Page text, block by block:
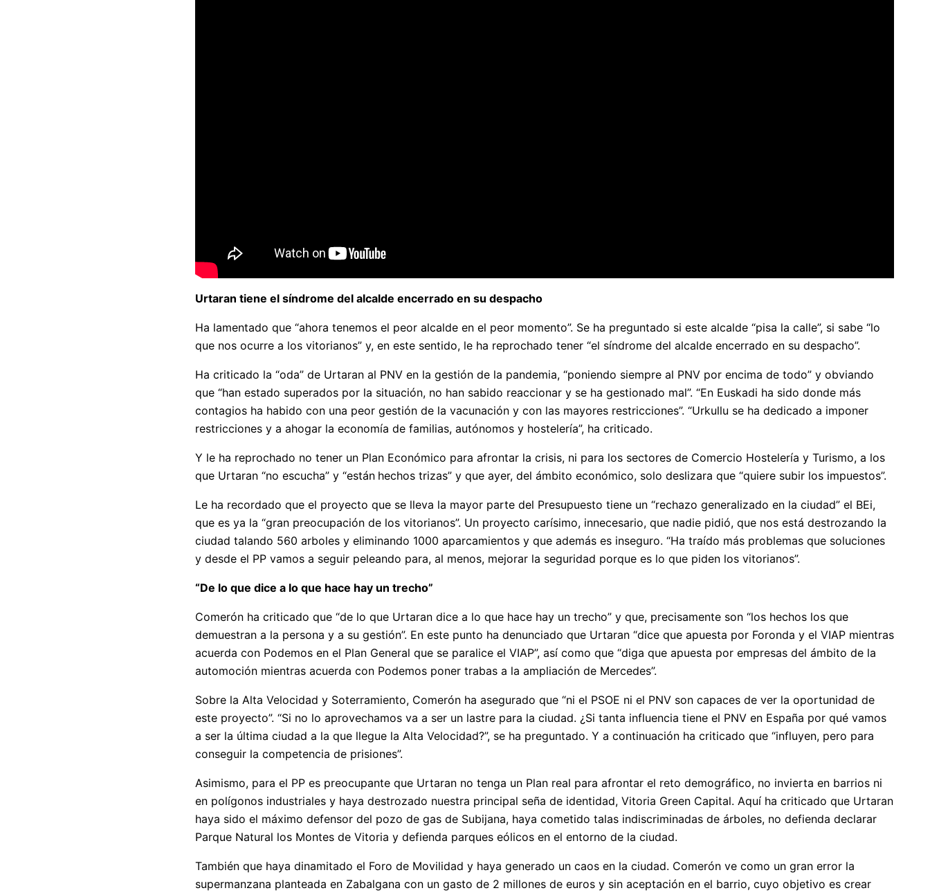
Urtaran tiene el síndrome del alcalde encerrado en su despacho
Ha lamentado que “ahora tenemos el peor alcalde en el peor momento”. Se ha preguntado si este alcalde “pisa la calle”, si sabe “lo
que nos ocurre a los vitorianos” y, en este sentido, le ha reprochado tener “el síndrome del alcalde encerrado en su despacho”.
Ha criticado la “oda” de Urtaran al PNV en la gestión de la pandemia, “poniendo siempre al PNV por encima de todo” y obviando
que “han estado superados por la situación, no han sabido reaccionar y se ha gestionado mal”. “En Euskadi ha sido donde más
contagios ha habido con una peor gestión de la vacunación y con las mayores restricciones”. “Urkullu se ha dedicado a imponer
restricciones y a ahogar la economía de familias, autónomos y hostelería”, ha criticado.
Y le ha reprochado no tener un Plan Económico para afrontar la crisis, ni para los sectores de Comercio Hostelería y Turismo, a los
que Urtaran “no escucha” y “están hechos trizas” y que ayer, del ámbito económico, solo deslizara que “quiere subir los impuestos”.
Le ha recordado que el proyecto que se lleva la mayor parte del Presupuesto tiene un “rechazo generalizado en la ciudad” el BEi,
que es ya la “gran preocupación de los vitorianos”. Un proyecto carísimo, innecesario, que nadie pidió, que nos está destrozando la
ciudad talando 560 arboles y eliminando 1000 aparcamientos y que además es inseguro. “Ha traído más problemas que soluciones
y desde el PP vamos a seguir peleando para, al menos, mejorar la seguridad porque es lo que piden los vitorianos”.
“De lo que dice a lo que hace hay un trecho”
Comerón ha criticado que “de lo que Urtaran dice a lo que hace hay un trecho” y que, precisamente son “los hechos los que
demuestran a la persona y a su gestión”. En este punto ha denunciado que Urtaran “dice que apuesta por Foronda y el VIAP mientras
acuerda con Podemos en el Plan General que se paralice el VIAP”, así como que “diga que apuesta por empresas del ámbito de la
automoción mientras acuerda con Podemos poner trabas a la ampliación de Mercedes”.
Sobre la Alta Velocidad y Soterramiento, Comerón ha asegurado que “ni el PSOE ni el PNV son capaces de ver la oportunidad de
este proyecto”. “Si no lo aprovechamos va a ser un lastre para la ciudad. ¿Si tanta influencia tiene el PNV en España por qué vamos
a ser la última ciudad a la que llegue la Alta Velocidad?”, se ha preguntado. Y a continuación ha criticado que “influyen, pero para
conseguir la competencia de prisiones”.
Asimismo, para el PP es preocupante que Urtaran no tenga un Plan real para afrontar el reto demográfico, no invierta en barrios ni
en polígonos industriales y haya destrozado nuestra principal seña de identidad, Vitoria Green Capital. Aquí ha criticado que Urtaran
haya sido el máximo defensor del pozo de gas de Subijana, haya cometido talas indiscriminadas de árboles, no defienda declarar
Parque Natural los Montes de Vitoria y defienda parques eólicos en el entorno de la ciudad.
También que haya dinamitado el Foro de Movilidad y haya generado un caos en la ciudad. Comerón ve como un gran error la
supermanzana planteada en Zabalgana con un gasto de 2 millones de euros y sin aceptación en el barrio, cuyo objetivo es crear